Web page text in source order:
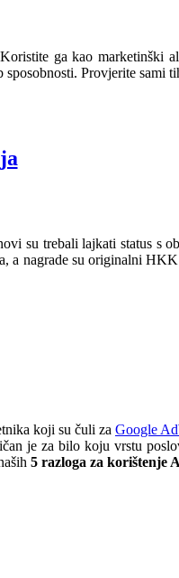
ga kao marketinški
Provjerite sami
su trebali lajkati status s
a nagrade su originalni
koji su čuli za Google
je za bilo koju vrstu
5 razloga za korištenje